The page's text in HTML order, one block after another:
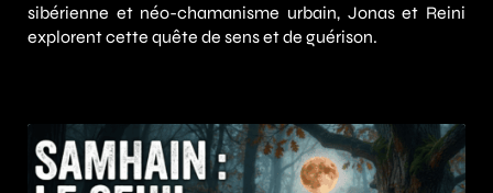
sibérienne et néo-chamanisme urbain, Jonas et Reini
explorent cette quête de sens et de guérison.